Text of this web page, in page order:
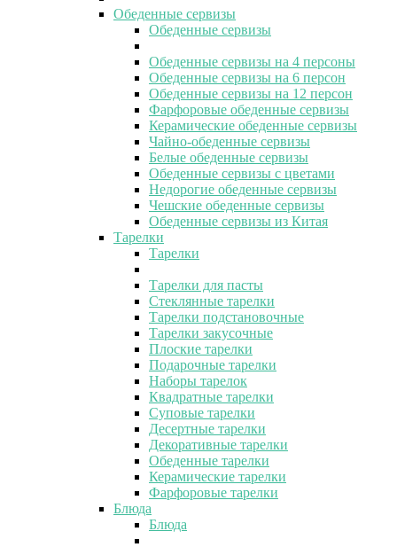
Обеденные сервизы
Обеденные сервизы
Обеденные сервизы на 4 персоны
Обеденные сервизы на 6 персон
Обеденные сервизы на 12 персон
Фарфоровые обеденные сервизы
Керамические обеденные сервизы
Чайно-обеденные сервизы
Белые обеденные сервизы
Обеденные сервизы с цветами
Недорогие обеденные сервизы
Чешские обеденные сервизы
Обеденные сервизы из Китая
Тарелки
Тарелки
Тарелки для пасты
Стеклянные тарелки
Тарелки подстановочные
Тарелки закусочные
Плоские тарелки
Подарочные тарелки
Наборы тарелок
Квадратные тарелки
Суповые тарелки
Десертные тарелки
Декоративные тарелки
Обеденные тарелки
Керамические тарелки
Фарфоровые тарелки
Блюда
Блюда